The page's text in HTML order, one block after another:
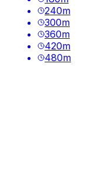
240m
300m
360m
420m
480m